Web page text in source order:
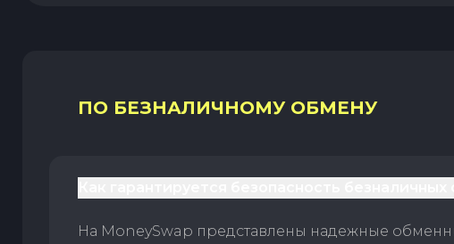
ПО БЕЗНАЛИЧНОМУ ОБМЕНУ
На MoneySwap представлены надежные